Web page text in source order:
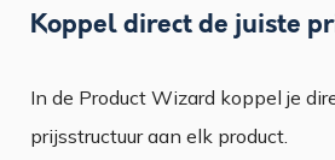
Koppel direct de juiste
In de Product Wizard koppel je
prijsstructuur aan elk product.